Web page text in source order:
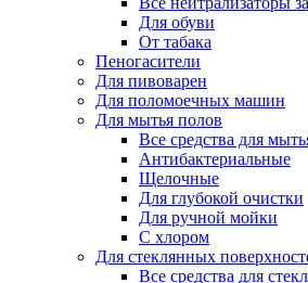
Для обуви
От табака
Пеногасители
Для пивоварен
Для поломоечных машин
Для мытья полов
Все средства для
Антибактериальные
Щелочные
Для глубокой очистки
Для ручной мойки
С хлором
Для стеклянных
Все средства для